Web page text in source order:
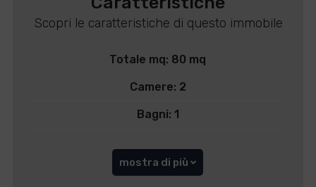
Scopri le caratteristiche di questo immobile
Totale mq: 80 mq
Camere: 2
Bagni: 1
mostra di più